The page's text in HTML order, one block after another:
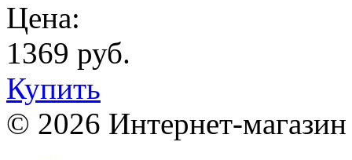
Цена:
1369 руб.
Купить
© 2026 Интернет-